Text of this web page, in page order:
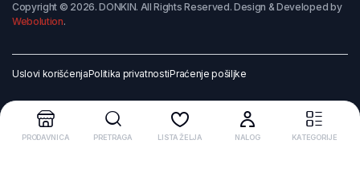
Copyright © 2026. DONKIN. All Rights Reserved. Design & Developed by
Webolution.
Uslovi korišćenjaPolitika privatnostiPraćenje pošiljke
PRODAVNICA PRETRAGA LISTA ŽELJA NALOG KATEGORIJE